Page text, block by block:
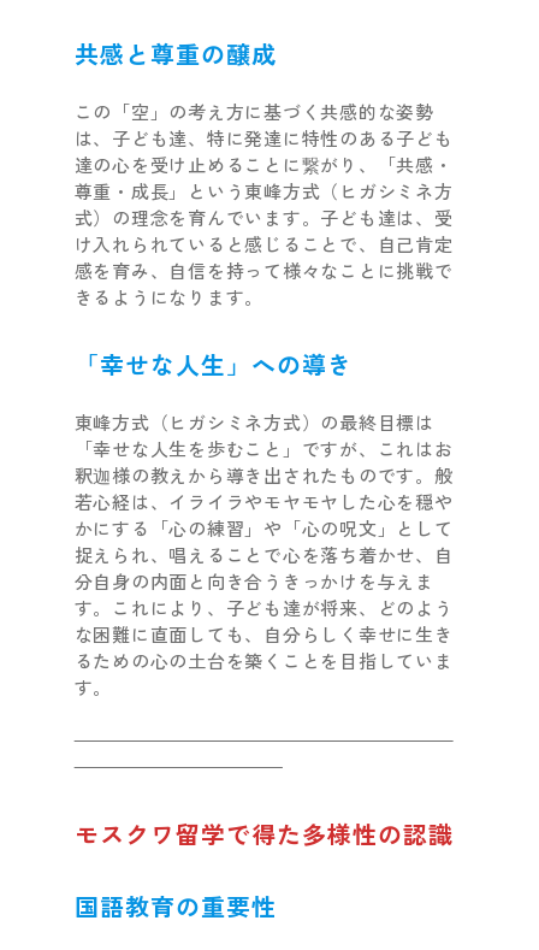
共感と尊重の醸成
この「空」の考え方に基づく共感的な姿勢
は、子ども達、特に発達に特性のある子ども
達の心を受け止めることに繋がり、「共感・
尊重・成長」という東峰方式（ヒガシミネ方
式）の理念を育んでいます。子ども達は、受
け入れられていると感じることで、自己肯定
感を育み、自信を持って様々なことに挑戦で
きるようになります。
「幸せな人生」への導き
東峰方式（ヒガシミネ方式）の最終目標は
「幸せな人生を歩むこと」ですが、これはお
釈迦様の教えから導き出されたものです。般
若心経は、イライラやモヤモヤした心を穏や
かにする「心の練習」や「心の呪文」として
捉えられ、唱えることで心を落ち着かせ、自
分自身の内面と向き合うきっかけを与えま
す。これにより、子ども達が将来、どのよう
な困難に直面しても、自分らしく幸せに生き
るための心の土台を築くことを目指していま
す。
モスクワ留学で得た多様性の認識
国語教育の重要性